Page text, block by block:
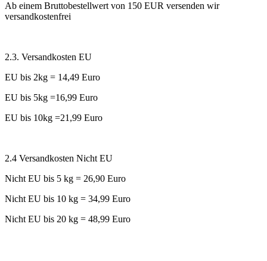
Ab einem Bruttobestellwert von 150 EUR versenden wir
versandkostenfrei
2.3. Versandkosten EU
EU bis 2kg = 14,49 Euro
EU bis 5kg =16,99 Euro
EU bis 10kg =21,99 Euro
2.4 Versandkosten Nicht EU
Nicht EU bis 5 kg = 26,90 Euro
Nicht EU bis 10 kg = 34,99 Euro
Nicht EU bis 20 kg = 48,99 Euro